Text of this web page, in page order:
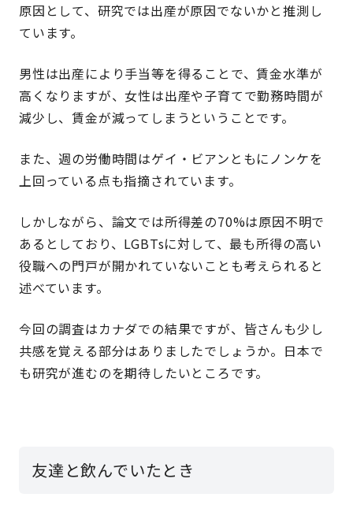
原因として、研究では出産が原因でないかと推測し
ています。
男性は出産により手当等を得ることで、賃金水準が
高くなりますが、女性は出産や子育てで勤務時間が
減少し、賃金が減ってしまうということです。
また、週の労働時間はゲイ・ビアンともにノンケを
上回っている点も指摘されています。
しかしながら、論文では所得差の70%は原因不明で
あるとしており、LGBTsに対して、最も所得の高い
役職への門戸が開かれていないことも考えられると
述べています。
今回の調査はカナダでの結果ですが、皆さんも少し
共感を覚える部分はありましたでしょうか。日本で
も研究が進むのを期待したいところです。
友達と飲んでいたとき